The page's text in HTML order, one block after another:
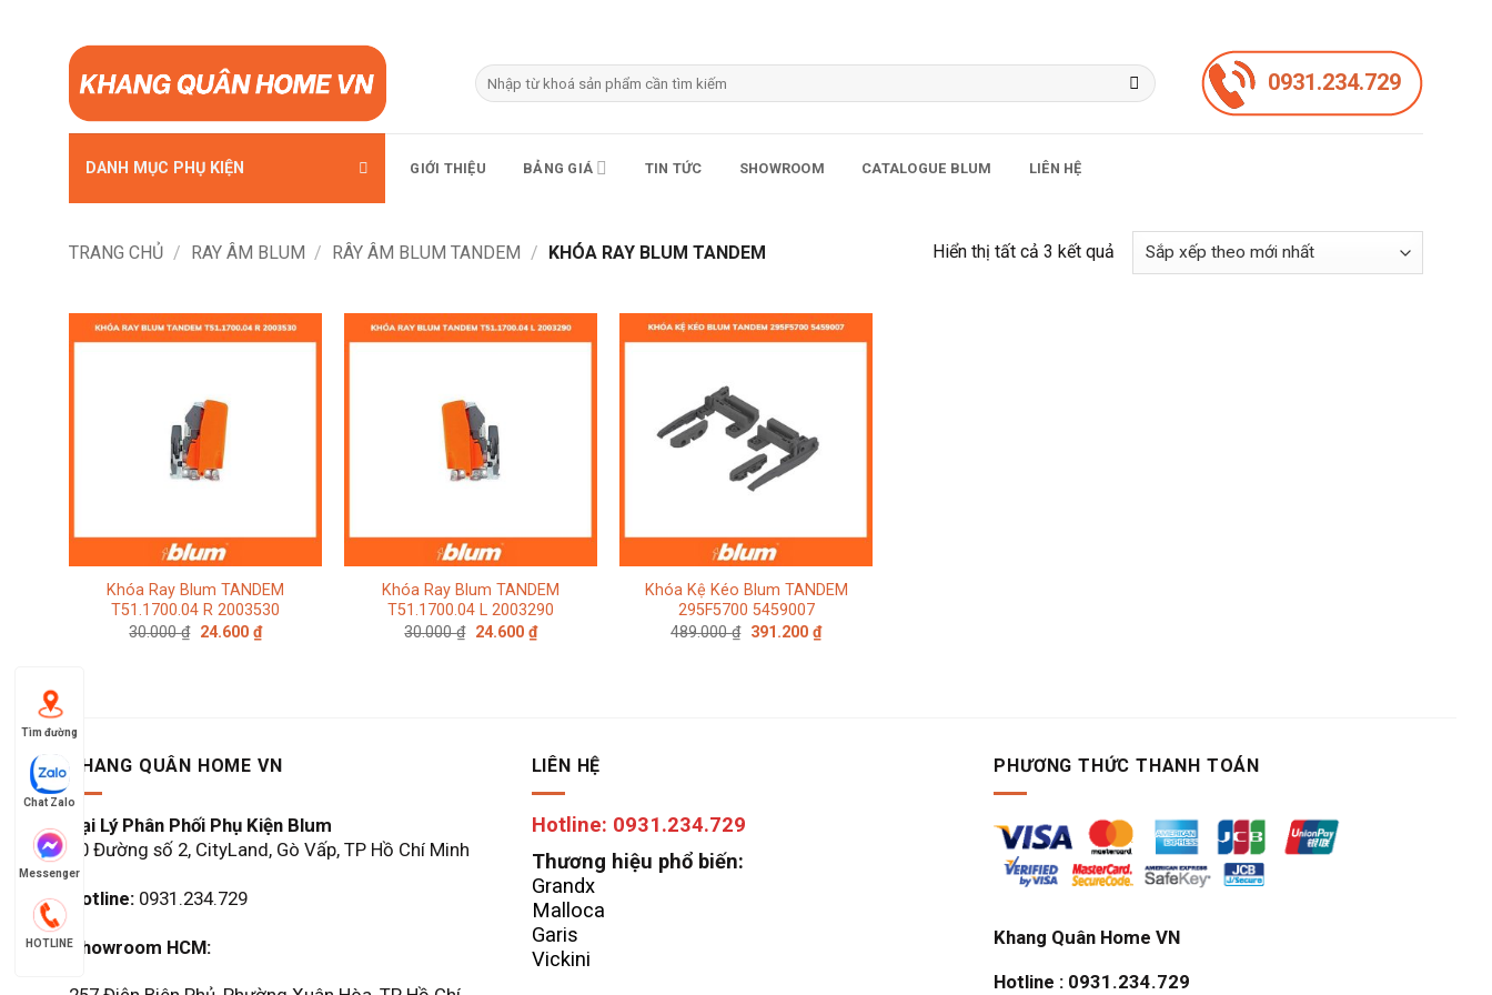
dung
Tìm
kiếm:
0931.234.729
DANH MỤC PHỤ KIỆN GIỚI THIỆU BẢNG GIÁ TIN TỨC SHOWROOM CATALOGUE BLUM LIÊN HỆ
TRANG CHỦ / RAY ÂM BLUM / RÂY ÂM BLUM TANDEM / KHÓA RAY BLUM TANDEM Hiển thị tất cả 3 kết quảĐã
sắp
Khóa Ray Blum TANDEM
T51.1700.04 R 2003530
30.000₫ Giá
24.600 ₫Giá
hiện
Khóa Ray Blum TANDEM
T51.1700.04 L 2003290
30.000₫ Giá
24.600 ₫Giá
hiện
Khóa Kệ Kéo Blum TANDEM
295F5700 5459007
489.000₫ Giá
391.200 ₫Giá
hiện
KHANG QUÂN HOME VN
Đại Lý Phân Phối Phụ Kiện Blum
60 Đường số 2, CityLand, Gò Vấp, TP Hồ Chí Minh
Hotline: 0931.234.729
Showroom HCM:
LIÊN HỆ
Hotline: 0931.234.729
Thương hiệu phổ biến:
Grandx
Malloca
Garis
Vickini
PHƯƠNG THỨC THANH TOÁN
Khang Quân Home VN
Hotline : 0931.234.729
Tìm đường
Chat Zalo
Messenger
HOTLINE